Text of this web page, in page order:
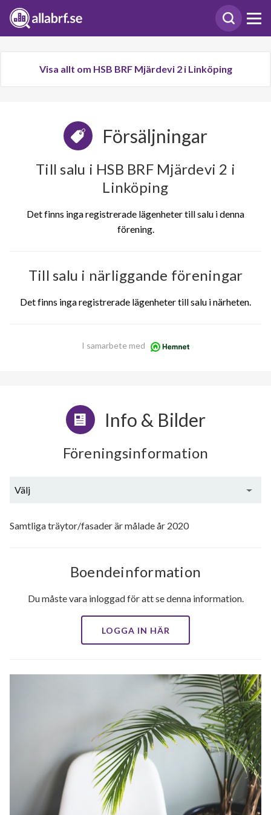
Visa allt om HSB BRF Mjärdevi 2 i Linköping
Försäljningar
Till salu i HSB BRF Mjärdevi 2 i
Linköping
Det finns inga registrerade lägenheter till salu i denna
förening.
Till salu i närliggande föreningar
Det finns inga registrerade lägenheter till salu i närheten.
I samarbete med
Info & Bilder
Föreningsinformation
Välj
Samtliga träytor/fasader är målade år 2020
Boendeinformation
Du måste vara inloggad för att se denna information.
LOGGA IN HÄR